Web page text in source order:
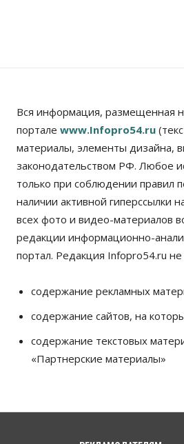
Вся информация, размещенная
портале www.Infopro54.ru
материалы, элементы дизайна,
законодательством РФ. Любое
только при соблюдении правил
наличии активной гиперссылки
всех фото и видео-материалов
редакции информационно-
портал. Редакция Infopro54.ru не
содержание рекламных
содержание сайтов, на
содержание текстовых
«Партнерские материалы»